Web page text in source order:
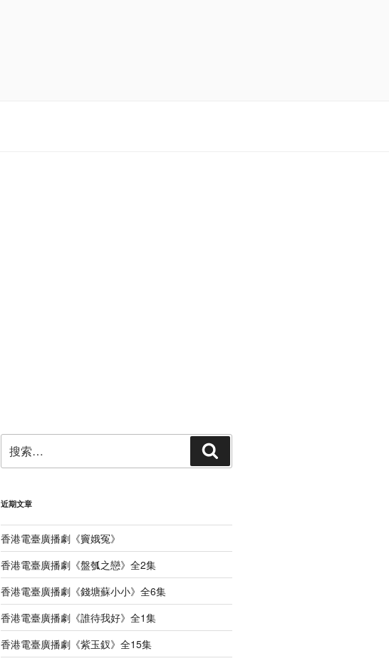
索：
索
近期文章
香港電臺廣播劇《竇娥冤》
香港電臺廣播劇《盤瓠之戀》全2集
香港電臺廣播劇《錢塘蘇小小》全6集
香港電臺廣播劇《誰待我好》全1集
香港電臺廣播劇《紫玉釵》全15集